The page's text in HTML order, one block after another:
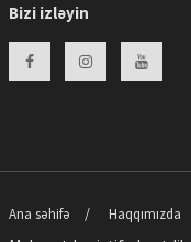
Bizi izləyin
Ana səhifə Haqqımızda